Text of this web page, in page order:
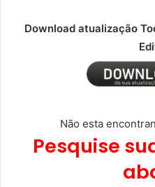
Download atualização
Não esta
Pesquise